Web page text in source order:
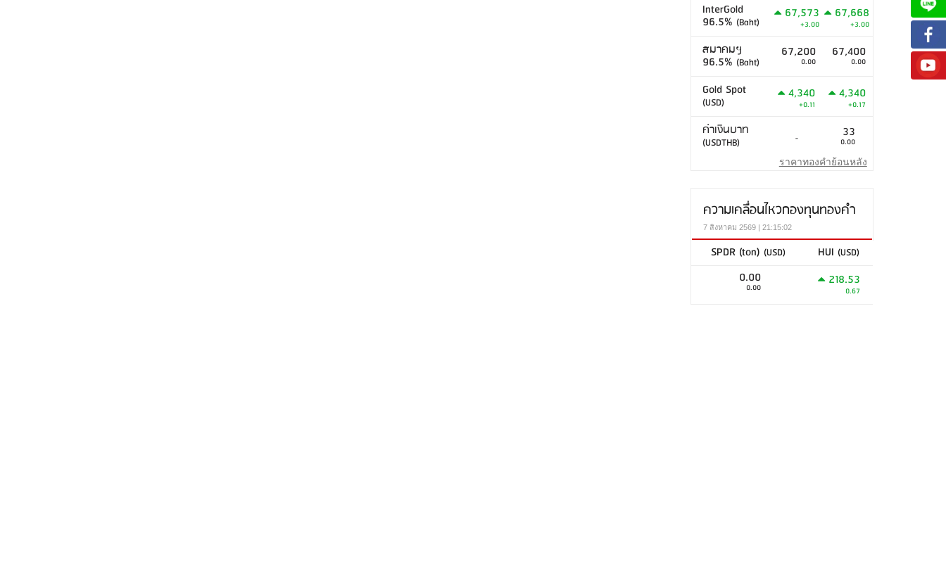
InterGold
96.5% (Baht)
67,573
+3.00
67,668
+3.00
สมาคมฯ
96.5% (Baht)
67,200
0.00
67,400
0.00
Gold Spot
(USD)
4,340
+0.11
4,340
+0.17
ค่าเงินบาท
(USDTHB) - 33
0.00
ราคาทองคำย้อนหลัง
ความเคลื่อนไหวกองทุนทองคำ
7 สิงหาคม 2569 | 21:15:02
SPDR (ton) (USD) HUI (USD)
0.00
0.00 218.53
0.67